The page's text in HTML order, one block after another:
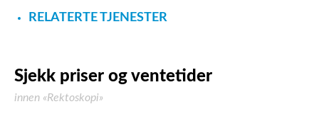
RELATERTE TJENESTER
Sjekk priser og ventetider
innen «Rektoskopi»